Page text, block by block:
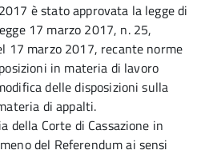
è stato approvata la legge di
17 marzo 2017, n. 25,
17 marzo 2017, recante norme
in materia di lavoro
delle disposizioni sulla
di appalti.
della Corte di Cassazione in
del Referendum ai sensi